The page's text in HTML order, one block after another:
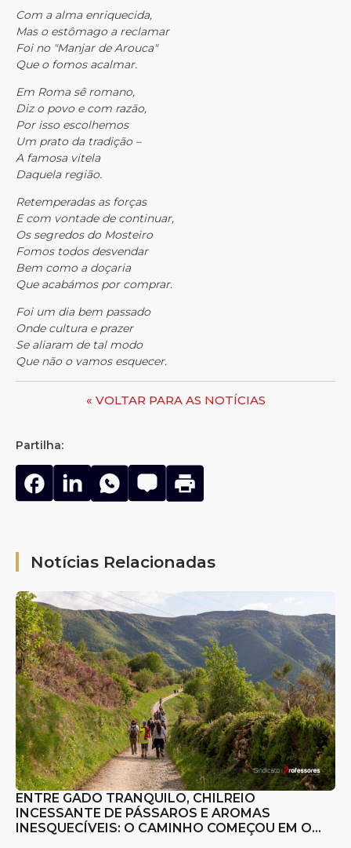
Com a alma enriquecida,
Mas o estômago a reclamar
Foi no "Manjar de Arouca"
Que o fomos acalmar.
Em Roma sê romano,
Diz o povo e com razão,
Por isso escolhemos
Um prato da tradição –
A famosa vitela
Daquela região.
Retemperadas as forças
E com vontade de continuar,
Os segredos do Mosteiro
Fomos todos desvendar
Bem como a doçaria
Que acabámos por comprar.
Foi um dia bem passado
Onde cultura e prazer
Se aliaram de tal modo
Que não o vamos esquecer.
« VOLTAR PARA AS NOTÍCIAS
Partilha:
Notícias Relacionadas
ENTRE GADO TRANQUILO, CHILREIO
INCESSANTE DE PÁSSAROS E AROMAS
INESQUECÍVEIS: O CAMINHO COMEÇOU EM O